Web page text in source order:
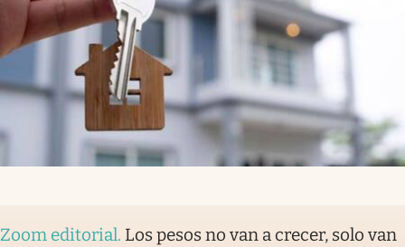
Zoom editorial. Los pesos no van a crecer, solo van